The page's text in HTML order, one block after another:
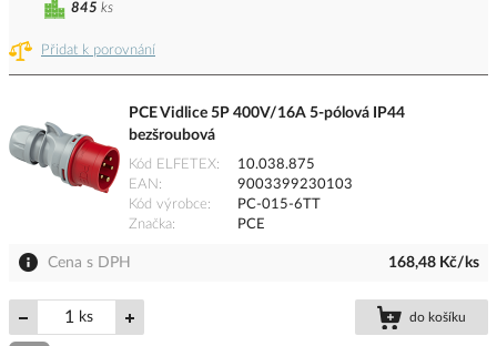
Přidat k porovnání
845 ks
PCE Vidlice 5P 400V/16A 5-pólová IP44
bezšroubová
Kód ELFETEX
10.038.875
EAN
9003399230103
Kód výrobce
PC-015-6TT
Značka
PCE
Cena s DPH 168,48 Kč/ks
ks do košíku